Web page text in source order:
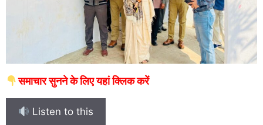
समाचार सुनने के लिए यहां क्लिक करें
Listen to this